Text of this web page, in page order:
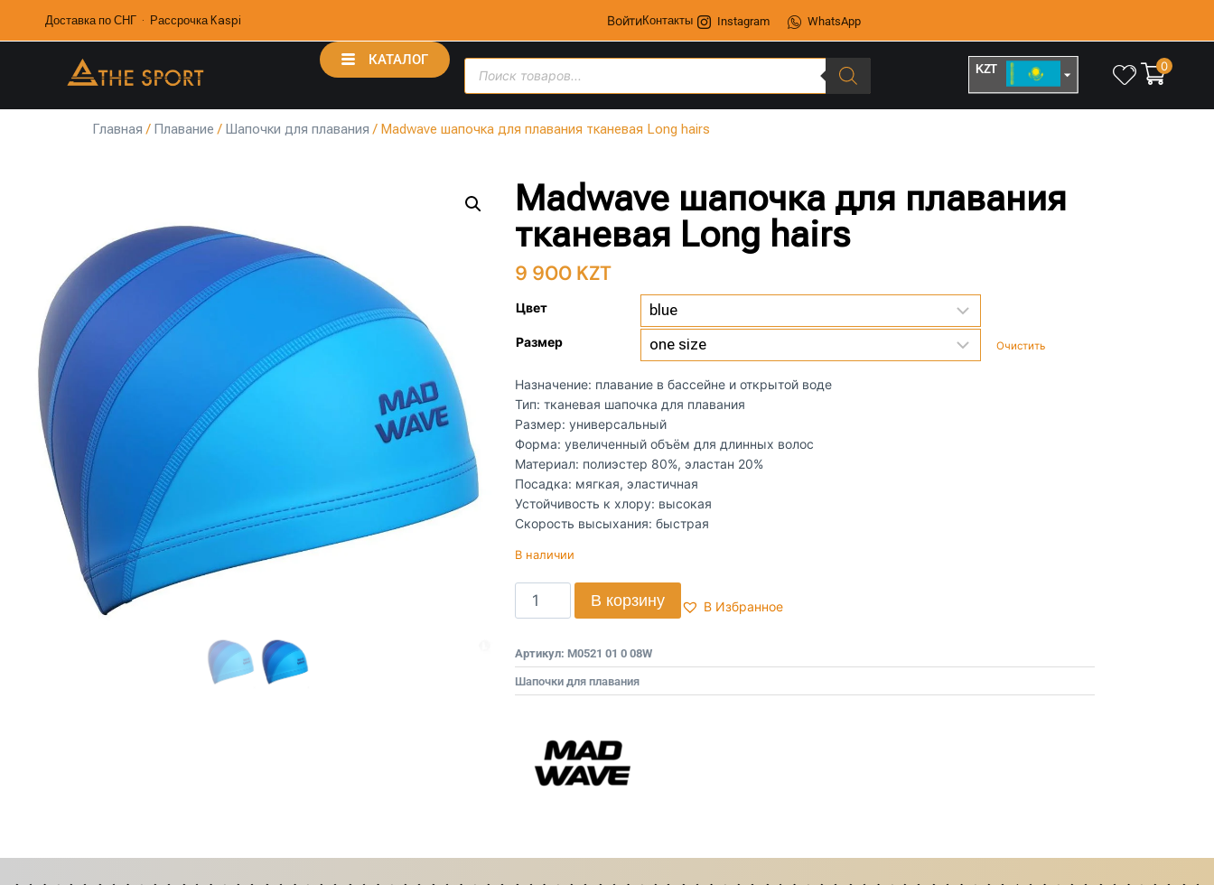
Доставка по СНГ · Рассрочка Kaspi ВойтиКонтакты Instagram WhatsApp
КАТАЛОГ
KZT 0
Главная / Плавание / Шапочки для плавания / Madwave шапочка для плавания тканевая Long hairs
Madwave шапочка для плавания
тканевая Long hairs
9 900 KZT
Цвет
Размер Очистить
Назначение: плавание в бассейне и открытой воде
Тип: тканевая шапочка для плавания
Размер: универсальный
Форма: увеличенный объём для длинных волос
Материал: полиэстер 80%, эластан 20%
Посадка: мягкая, эластичная
Устойчивость к хлору: высокая
Скорость высыхания: быстрая
В наличии
В корзину В Избранное
Артикул: M0521 01 0 08W
Шапочки для плавания